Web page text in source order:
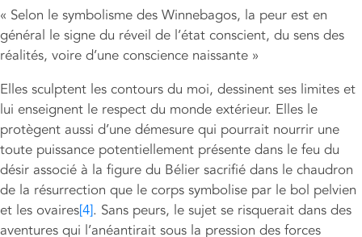
« Selon le symbolisme des Winnebagos, la peur est en
général le signe du réveil de l’état conscient, du sens des
réalités, voire d’une conscience naissante »
Elles sculptent les contours du moi, dessinent ses limites et
lui enseignent le respect du monde extérieur. Elles le
protègent aussi d’une démesure qui pourrait nourrir une
toute puissance potentiellement présente dans le feu du
désir associé à la figure du Bélier sacrifié dans le chaudron
de la résurrection que le corps symbolise par le bol pelvien
et les ovaires[4]. Sans peurs, le sujet se risquerait dans des
aventures qui l’anéantirait sous la pression des forces